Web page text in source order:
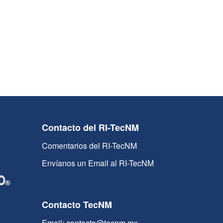
Contacto del RI-TecNM
Comentarios del RI-TecNM
Envíanos un Email al RI-TecNM
Contacto TecNM